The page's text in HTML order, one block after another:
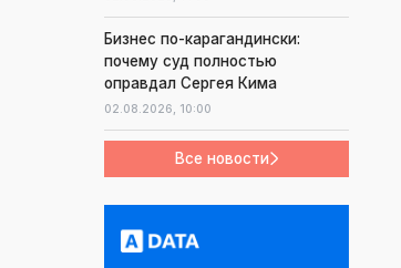
Бизнес по-карагандински:
почему суд полностью
оправдал Сергея Кима
02.08.2026, 10:00
Все новости